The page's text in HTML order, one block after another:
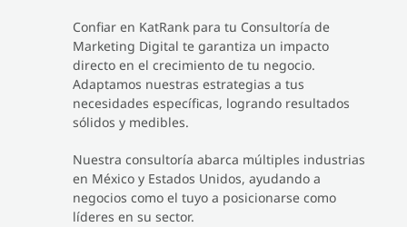
Confiar en KatRank para tu Consultoría de
Marketing Digital te garantiza un impacto
directo en el crecimiento de tu negocio.
Adaptamos nuestras estrategias a tus
necesidades específicas, logrando resultados
sólidos y medibles.
Nuestra consultoría abarca múltiples industrias
en México y Estados Unidos, ayudando a
negocios como el tuyo a posicionarse como
líderes en su sector.